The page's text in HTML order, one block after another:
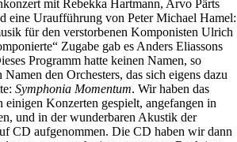
mit Rebekka Hartmann, Arvo Pärts
eine Uraufführung von Peter Michael Hamel:
für den verstorbenen Komponisten Ulrich
Zugabe gab es Anders Eliassons
Programm hatte keinen Namen, so
den Orchesters, das sich eigens dazu
Symphonia Momentum. Wir haben das
einigen Konzerten gespielt, angefangen in
und in der wunderbaren Akustik der
CD aufgenommen. Die CD haben wir dann